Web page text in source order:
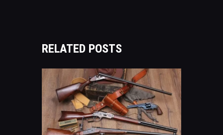
RELATED POSTS
NOTÍCIAS